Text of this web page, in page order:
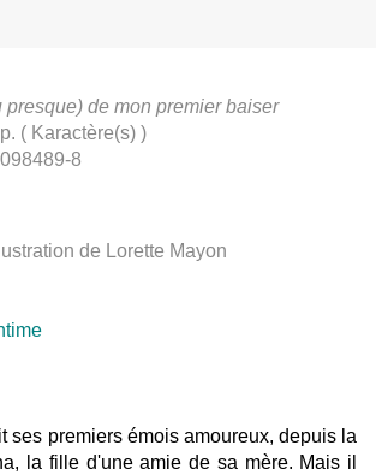
presque) de mon premier baiser
( Karactère(s) )
8
de Lorette Mayon
ses premiers émois amoureux, depuis la
la fille d'une amie de sa mère. Mais il